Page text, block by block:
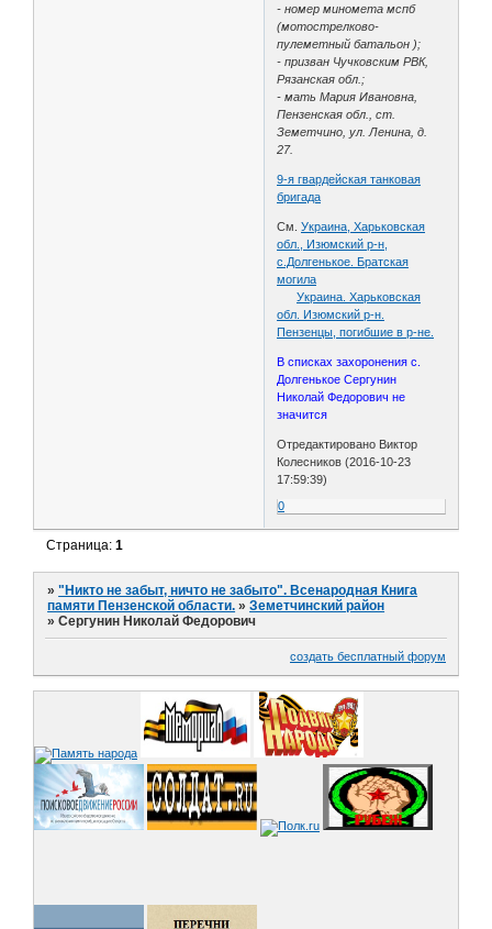
- номер миномета мспб
(мотострелково-
пулеметный батальон );
- призван Чучковским РВК,
Рязанская обл.;
- мать Мария Ивановна,
Пензенская обл., ст.
Земетчино, ул. Ленина, д.
27.
9-я гвардейская танковая
бригада
См.Украина, Харьковская
обл., Изюмский р-н,
с.Долгенькое. Братская
могила
Украина. Харьковская
обл. Изюмский р-н.
Пензенцы, погибшие в р-не.
В списках захоронения с.
Долгенькое Сергунин
Николай Федорович не
значится
Отредактировано Виктор
Колесников (2016-10-23
17:59:39)
0
Страница:1
»"Никто не забыт, ничто не забыто". Всенародная Книга
памяти Пензенской области. »Земетчинский район
»Сергунин Николай Федорович
создать бесплатный форум